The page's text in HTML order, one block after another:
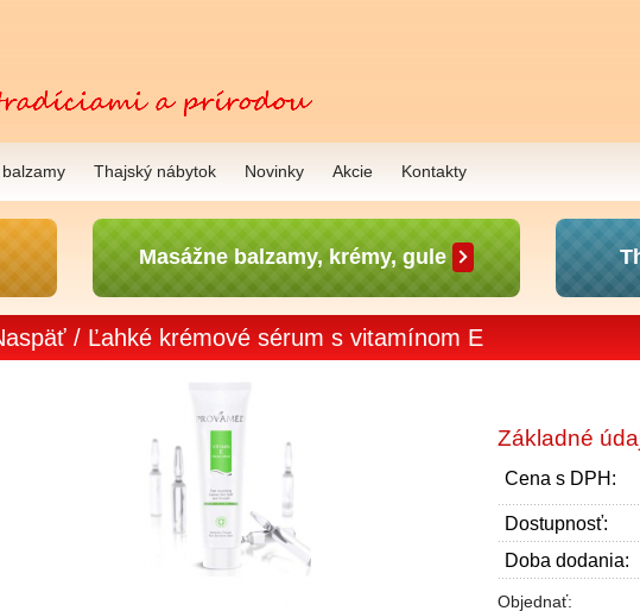
Thajský nábytok Novinky Akcie Kontakty
Masážne balzamy, krémy, gule
/ Ľahké krémové sérum s vitamínom E
Základné
Cena s DPH:
Dostupnosť:
Doba dodania:
Objednať: